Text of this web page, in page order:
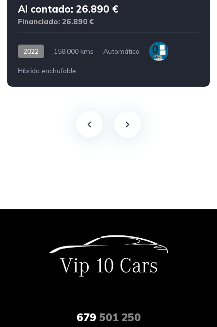
Al contado: 26.890 €
Financiado: 26.890 €
2022 158.000 kms Automático
Híbrido enchufable
679 501 250